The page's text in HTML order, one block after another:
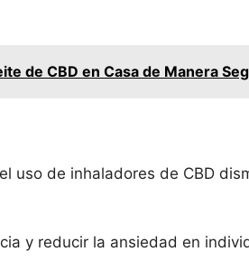
de CBD en Casa de Manera
uso de inhaladores de CBD
y reducir la ansiedad en